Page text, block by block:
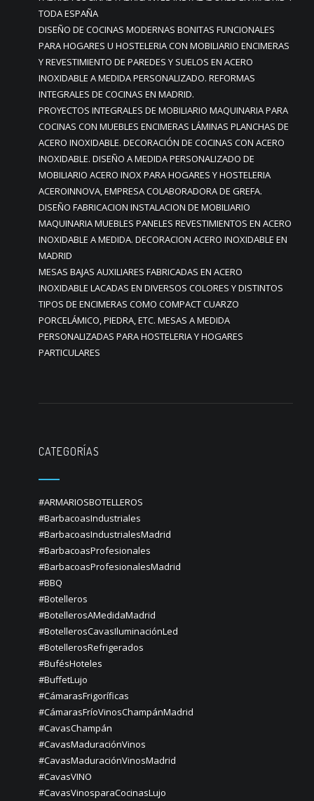
TODA ESPAÑA
DISEÑO DE COCINAS MODERNAS BONITAS FUNCIONALES
PARA HOGARES U HOSTELERIA CON MOBILIARIO ENCIMERAS
Y REVESTIMIENTO DE PAREDES Y SUELOS EN ACERO
INOXIDABLE A MEDIDA PERSONALIZADO. REFORMAS
INTEGRALES DE COCINAS EN MADRID.
PROYECTOS INTEGRALES DE MOBILIARIO MAQUINARIA PARA
COCINAS CON MUEBLES ENCIMERAS LÁMINAS PLANCHAS DE
ACERO INOXIDABLE. DECORACIÓN DE COCINAS CON ACERO
INOXIDABLE. DISEÑO A MEDIDA PERSONALIZADO DE
MOBILIARIO ACERO INOX PARA HOGARES Y HOSTELERIA
ACEROINNOVA, EMPRESA COLABORADORA DE GREFA.
DISEÑO FABRICACION INSTALACION DE MOBILIARIO
MAQUINARIA MUEBLES PANELES REVESTIMIENTOS EN ACERO
INOXIDABLE A MEDIDA. DECORACION ACERO INOXIDABLE EN
MADRID
MESAS BAJAS AUXILIARES FABRICADAS EN ACERO
INOXIDABLE LACADAS EN DIVERSOS COLORES Y DISTINTOS
TIPOS DE ENCIMERAS COMO COMPACT CUARZO
PORCELÁMICO, PIEDRA, ETC. MESAS A MEDIDA
PERSONALIZADAS PARA HOSTELERIA Y HOGARES
PARTICULARES
CATEGORÍAS
#ARMARIOSBOTELLEROS
#BarbacoasIndustriales
#BarbacoasIndustrialesMadrid
#BarbacoasProfesionales
#BarbacoasProfesionalesMadrid
#BBQ
#Botelleros
#BotellerosAMedidaMadrid
#BotellerosCavasIluminaciónLed
#BotellerosRefrigerados
#BufésHoteles
#BuffetLujo
#CámarasFrigoríficas
#CámarasFríoVinosChampánMadrid
#CavasChampán
#CavasMaduraciónVinos
#CavasMaduraciónVinosMadrid
#CavasVINO
#CavasVinosparaCocinasLujo